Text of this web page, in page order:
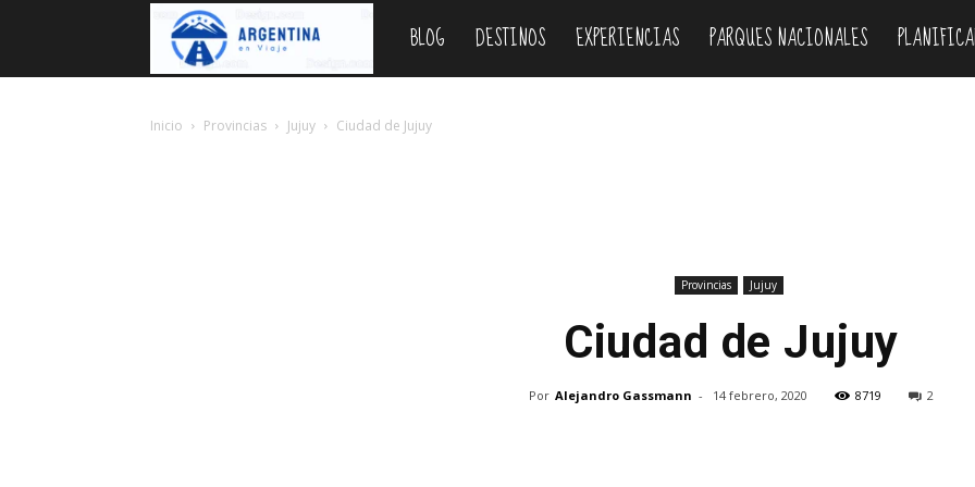
Argentina
BLOG DESTINOS EXPERIENCIAS PARQUES NACIONALES
Inicio Provincias Jujuy Ciudad de Jujuy
Provincias Jujuy
Ciudad de Jujuy
Por Alejandro Gassmann - 14 febrero, 2020 8719 2